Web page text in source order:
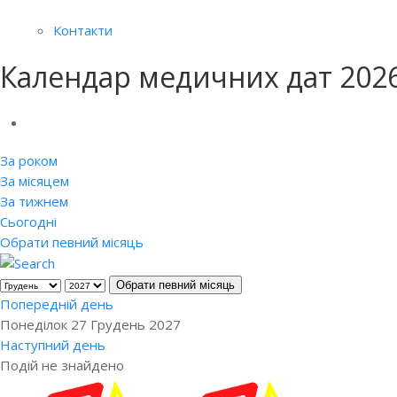
Контакти
Календар медичних дат
За роком
За місяцем
За тижнем
Сьогодні
Обрати певний місяць
Обрати певний місяць
Попередній день
Понеділок 27 Грудень 2027
Наступний день
Подій не знайдено